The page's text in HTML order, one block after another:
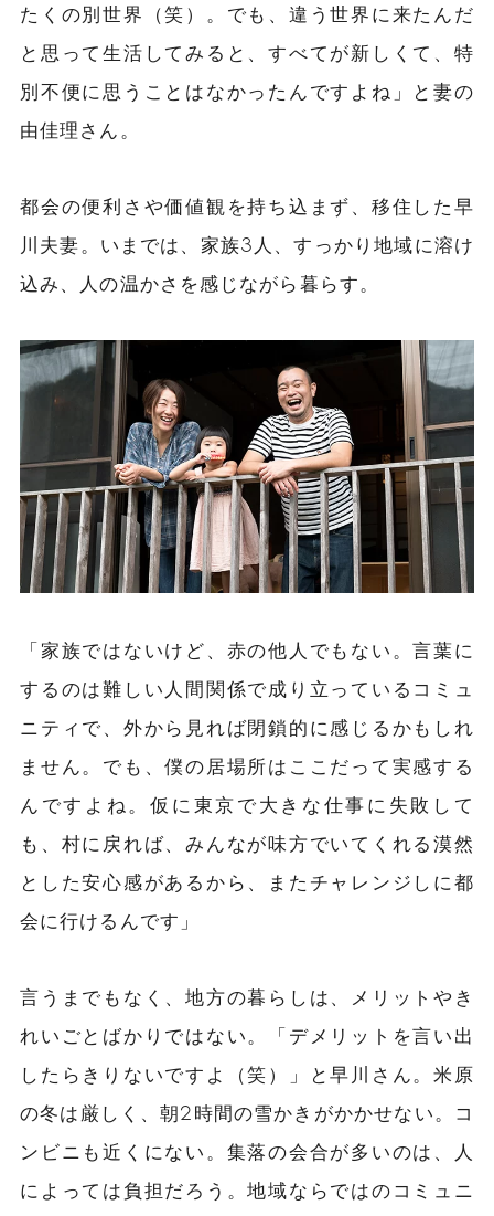
たくの別世界（笑）。でも、違う世界に来たんだ
と思って生活してみると、すべてが新しくて、特
別不便に思うことはなかったんですよね」と妻の
由佳理さん。
都会の便利さや価値観を持ち込まず、移住した早
川夫妻。いまでは、家族3人、すっかり地域に溶け
込み、人の温かさを感じながら暮らす。
「家族ではないけど、赤の他人でもない。言葉に
するのは難しい人間関係で成り立っているコミュ
ニティで、外から見れば閉鎖的に感じるかもしれ
ません。でも、僕の居場所はここだって実感する
んですよね。仮に東京で大きな仕事に失敗して
も、村に戻れば、みんなが味方でいてくれる漠然
とした安心感があるから、またチャレンジしに都
会に行けるんです」
言うまでもなく、地方の暮らしは、メリットやき
れいごとばかりではない。「デメリットを言い出
したらきりないですよ（笑）」と早川さん。米原
の冬は厳しく、朝2時間の雪かきがかかせない。コ
ンビニも近くにない。集落の会合が多いのは、人
によっては負担だろう。地域ならではのコミュニ